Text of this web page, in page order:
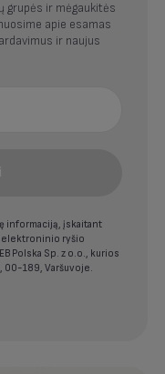
grupės ir mėgaukitės
apie esamas
ir naujus
informaciją, įskaitant
elektroninio ryšio
Polska Sp. z o.o., kurios
00-189, Varšuvoje.